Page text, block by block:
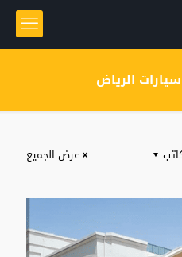
الرياض
عرض الجميع